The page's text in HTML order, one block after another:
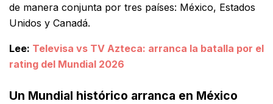
de manera conjunta por tres países: México, Estados
Unidos y Canadá.
Lee: Televisa vs TV Azteca: arranca la batalla por el
rating del Mundial 2026
Un Mundial histórico arranca en México